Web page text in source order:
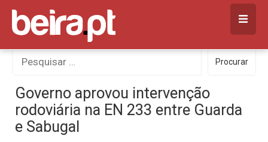
Skip
content
Procurar
por:
Procurar
Governo aprovou intervenção
rodoviária na EN 233 entre Guarda
e Sabugal